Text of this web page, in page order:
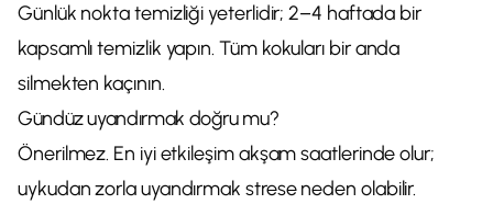
Günlük nokta temizliği yeterlidir; 2–4 haftada bir
kapsamlı temizlik yapın. Tüm kokuları bir anda
silmekten kaçının.
Gündüz uyandırmak doğru mu?
Önerilmez. En iyi etkileşim akşam saatlerinde olur;
uykudan zorla uyandırmak strese neden olabilir.